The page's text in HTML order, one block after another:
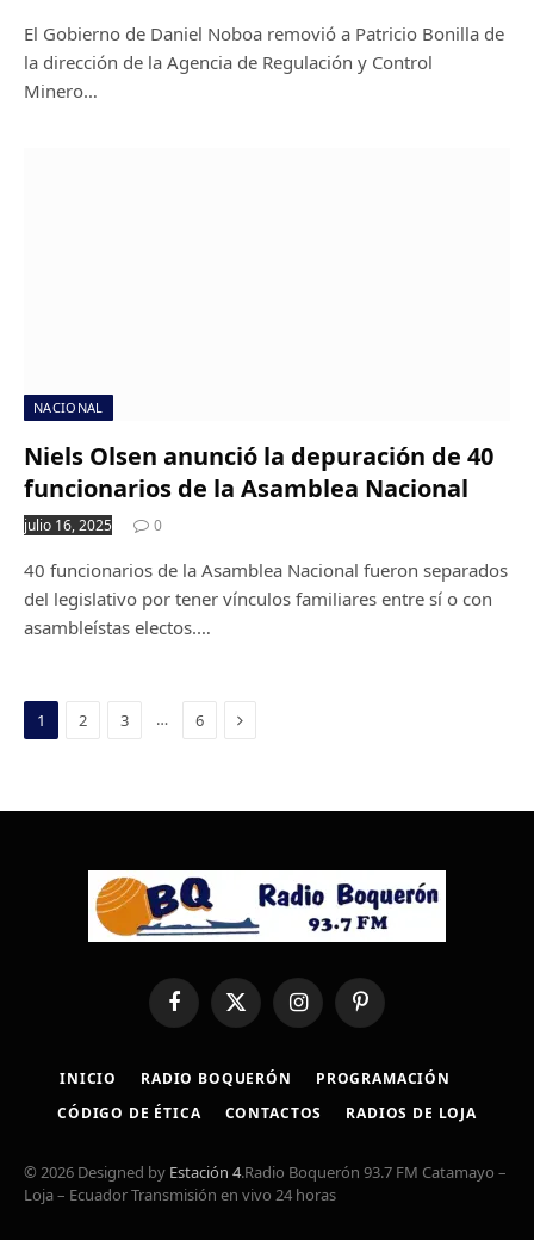
El Gobierno de Daniel Noboa removió a Patricio Bonilla de
la dirección de la Agencia de Regulación y Control
Minero…
NACIONAL
Niels Olsen anunció la depuración de 40
funcionarios de la Asamblea Nacional
julio 16, 2025 0
40 funcionarios de la Asamblea Nacional fueron separados
del legislativo por tener vínculos familiares entre sí o con
asambleístas electos.…
1 2 3 … 6 Next
FacebookX
(Twitter)
InstagramPinterest
INICIO RADIO BOQUERÓN
PROGRAMACIÓN
CÓDIGO DE ÉTICA
CONTACTOS RADIOS DE LOJA
© 2026 Designed by Estación 4.Radio Boquerón 93.7 FM Catamayo –
Loja – Ecuador Transmisión en vivo 24 horas